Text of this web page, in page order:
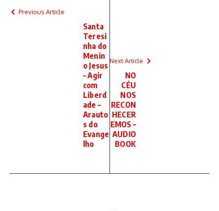
Previous Article
Santa
Teresi
nha do
Menin
o Jesus
– Agir
com
Liberd
ade –
Arauto
s do
Evange
lho
Next Article
NO
CÉU
NOS
RECON
HECER
EMOS –
AUDIO
BOOK